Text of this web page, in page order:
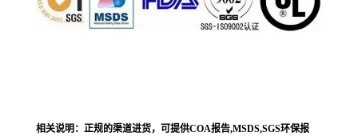
相关说明：正规的渠道进货，可提供COA报告,MSDS,SGS环保报